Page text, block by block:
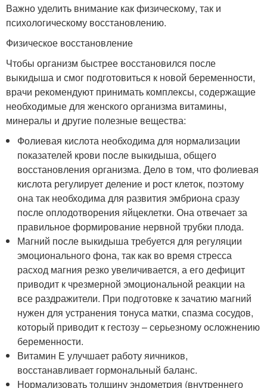
Важно уделить внимание как физическому, так и
психологическому восстановлению.
Физическое восстановление
Чтобы организм быстрее восстановился после
выкидыша и смог подготовиться к новой беременности,
врачи рекомендуют принимать комплексы, содержащие
необходимые для женского организма витамины,
минералы и другие полезные вещества:
Фолиевая кислота необходима для нормализации
показателей крови после выкидыша, общего
восстановления организма. Дело в том, что фолиевая
кислота регулирует деление и рост клеток, поэтому
она так необходима для развития эмбриона сразу
после оплодотворения яйцеклетки. Она отвечает за
правильное формирование нервной трубки плода.
Магний после выкидыша требуется для регуляции
эмоционального фона, так как во время стресса
расход магния резко увеличивается, а его дефицит
приводит к чрезмерной эмоциональной реакции на
все раздражители. При подготовке к зачатию магний
нужен для устранения тонуса матки, спазма сосудов,
который приводит к гестозу – серьезному осложнению
беременности.
Витамин Е улучшает работу яичников,
восстанавливает гормональный баланс.
Нормализовать толщину эндометрия (внутреннего